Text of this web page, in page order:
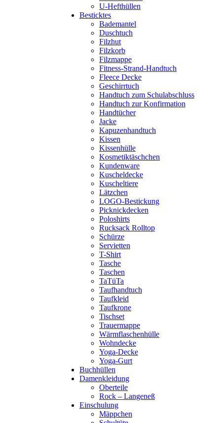
U-Hefthüllen
Besticktes
Bademantel
Duschtuch
Filzhut
Filzkorb
Filzmappe
Fitness-Strand-Handtuch
Fleece Decke
Geschirrtuch
Handtuch zum Schulabschluss
Handtuch zur Konfirmation
Handtücher
Jacke
Kapuzenhandtuch
Kissen
Kissenhülle
Kosmetiktäschchen
Kundenware
Kuscheldecke
Kuscheltiere
Lätzchen
LOGO-Bestickung
Picknickdecken
Poloshirts
Rucksack Rolltop
Schürze
Servietten
T-Shirt
Tasche
Taschen
TaTüTa
Taufhandtuch
Taufkleid
Taufkrone
Tischset
Trauermappe
Wärmflaschenhülle
Wohndecke
Yoga-Decke
Yoga-Gurt
Buchhüllen
Damenkleidung
Oberteile
Rock – Langeneß
Einschulung
Mäppchen